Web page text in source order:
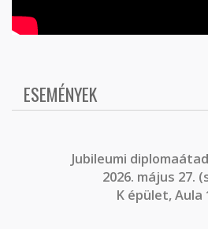
ESEMÉNYEK
Jubileumi
2026. május 27.
K épület, Aula